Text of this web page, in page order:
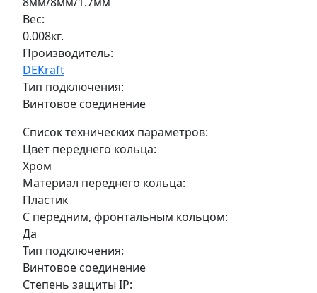
Вес:
0.008кг.
Производитель:
DEKraft
Тип подключения:
Винтовое соединение
Список технических параметров:
Цвет переднего кольца:
Хром
Материал переднего кольца:
Пластик
С передним, фронтальным кольцом:
Да
Тип подключения:
Винтовое соединение
Степень защиты IP: